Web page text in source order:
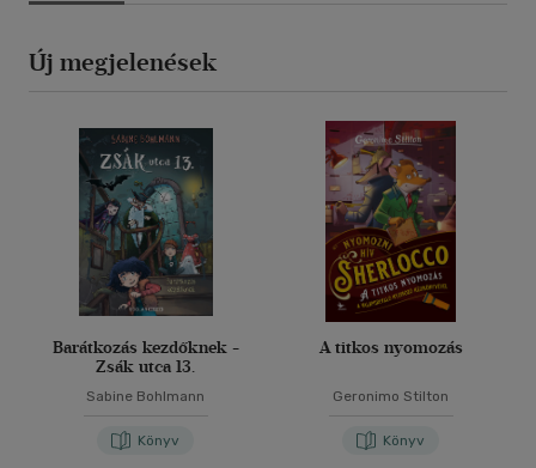
Új megjelenések
Barátkozás kezdőknek -
Zsák utca 13.
Sabine Bohlmann
Könyv
A titkos nyomozás
Geronimo Stilton
Könyv